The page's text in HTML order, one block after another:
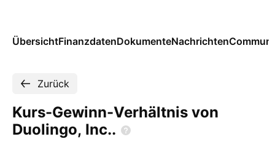
ÜbersichtFinanzdatenDokumenteNachrichten
Zurück
Kurs-Gewinn-Verhältnis von
Duolingo, Inc..